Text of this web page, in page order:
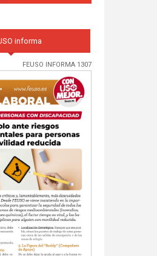
informa
FEUSO INFORMA 1307